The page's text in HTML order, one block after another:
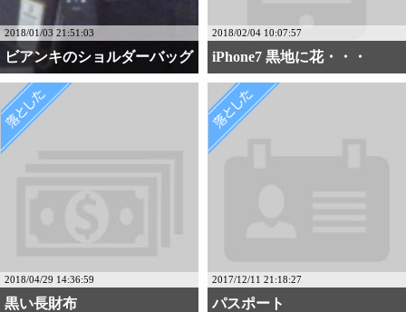
2018/01/03 21:51:03
ビアンキのショルダーバッグ
2018/02/04 10:07:57
iPhone7 黒地に花・・・
2018/04/29 14:36:59
黒い長財布
2017/12/11 21:18:27
パスポート